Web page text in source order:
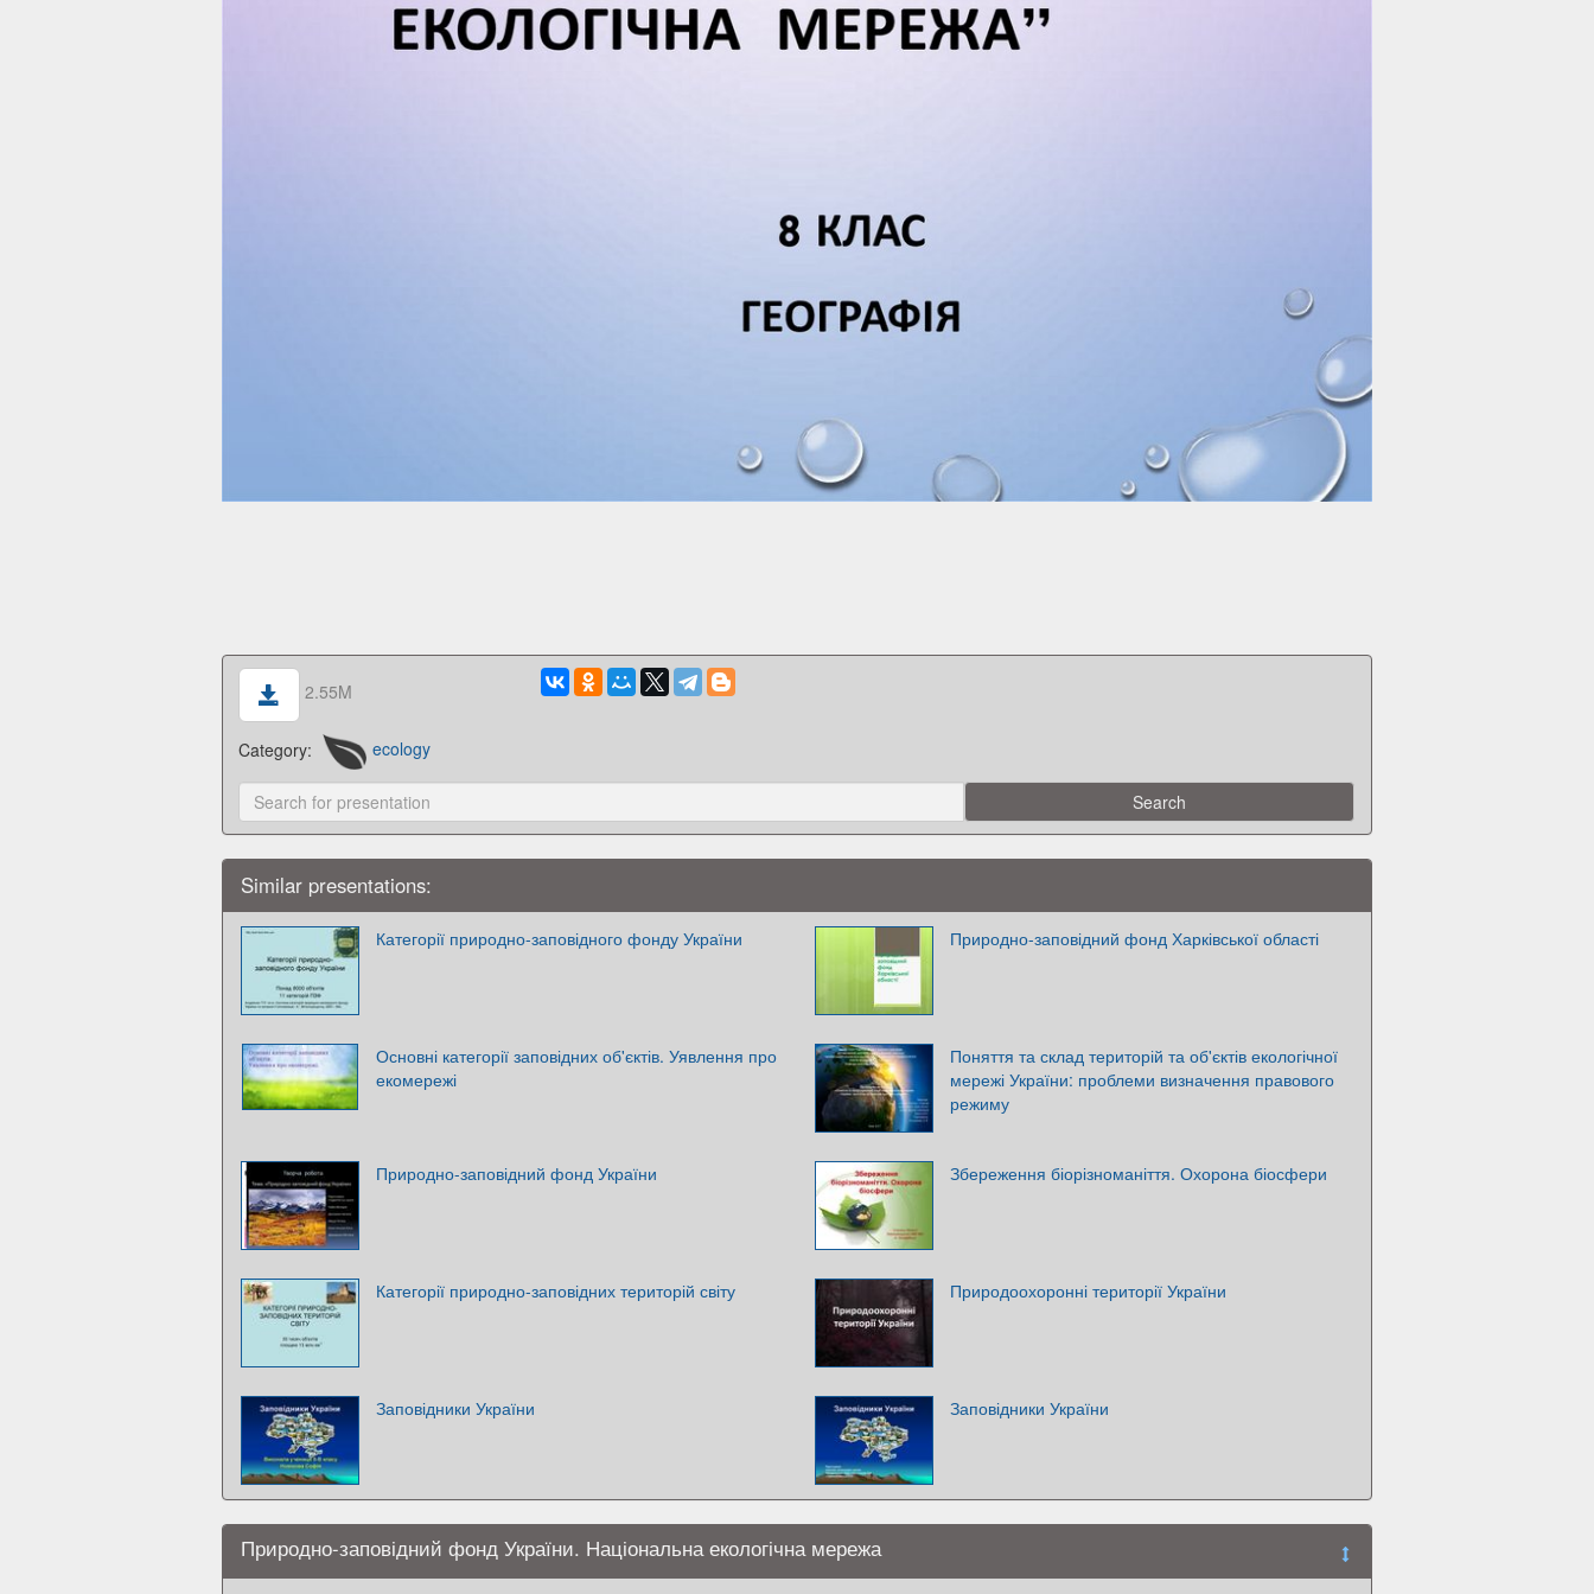
2.55M
Category: ecology
Similar presentations:
Категорії природно-заповідного фонду України Природно-заповідний фонд Харківської області
Основні категорії заповідних об'єктів. Уявлення про
екомережі
Поняття та склад територій та об'єктів екологічної
мережі України: проблеми визначення правового
режиму
Природно-заповідний фонд України Збереження біорізноманіття. Охорона біосфери
Категорії природно-заповідних територій світу Природоохоронні території України
Заповідники України Заповідники України
Природно-заповідний фонд України. Національна екологічна мережа